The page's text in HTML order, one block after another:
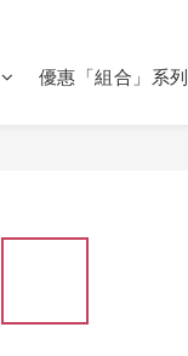
優惠「組合」系列